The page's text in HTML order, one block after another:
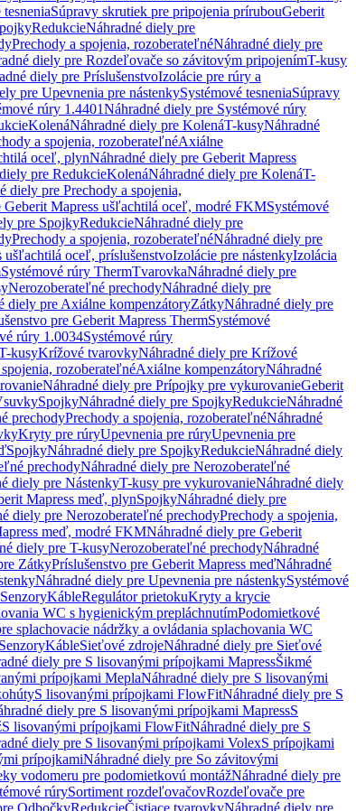
tesneniaSúpravy skrutiek pre pripojenia prírubouGeberit
RedukcieNáhradné diely pre
Prechody a spojenia, rozoberateľnéNáhradné diely pre
diely pre Rozdeľovače so závitovým pripojenímT-kusy
diely pre PríslušenstvoIzolácie pre rúry a
pre Upevnenia pre nástenkySystémové tesneniaSúpravy
rúry 1.4401Náhradné diely pre Systémové rúry
KolenáNáhradné diely pre KolenáT-kusyNáhradné
a spojenia, rozoberateľnéAxiálne
oceľ, plynNáhradné diely pre Geberit Mapress
pre RedukcieKolenáNáhradné diely pre KolenáT-
diely pre Prechody a spojenia,
Geberit Mapress ušľachtilá oceľ, modré FKMSystémové
pre SpojkyRedukcieNáhradné diely pre
Prechody a spojenia, rozoberateľnéNáhradné diely pre
ušľachtilá oceľ, príslušenstvoIzolácie pre nástenkyIzolácia
Systémové rúry ThermTvarovkaNáhradné diely pre
Nerozoberateľné prechodyNáhradné diely pre
diely pre Axiálne kompenzátoryZátkyNáhradné diely pre
pre Geberit Mapress ThermSystémové
rúry 1.0034Systémové rúry
kusyKrížové tvarovkyNáhradné diely pre Krížové
rozoberateľnéAxiálne kompenzátoryNáhradné
Náhradné diely pre Prípojky pre vykurovanieGeberit
SpojkyNáhradné diely pre SpojkyRedukcieNáhradné
prechodyPrechody a spojenia, rozoberateľnéNáhradné
Kryty pre rúryUpevnenia pre rúryUpevnenia pre
SpojkyNáhradné diely pre SpojkyRedukcieNáhradné diely
prechodyNáhradné diely pre Nerozoberateľné
diely pre NástenkyT-kusy pre vykurovanieNáhradné diely
Mapress meď, plynSpojkyNáhradné diely pre
diely pre Nerozoberateľné prechodyPrechody a spojenia,
meď, modré FKMNáhradné diely pre Geberit
diely pre T-kusyNerozoberateľné prechodyNáhradné
ZátkyPríslušenstvo pre Geberit Mapress meďNáhradné
Náhradné diely pre Upevnenia pre nástenkySystémové
SenzoryKábleRegulátor prietokuKryty a krycie
WC s hygienickým prepláchnutímPodomietkové
splachovacie nádržky a ovládania splachovania WC
SenzoryKábleSieťové zdrojeNáhradné diely pre Sieťové
diely pre S lisovanými prípojkami MapressŠikmé
prípojkami MeplaNáhradné diely pre S lisovanými
S lisovanými prípojkami FlowFitNáhradné diely pre S
diely pre S lisovanými prípojkami MapressS
S lisovanými prípojkami FlowFitNáhradné diely pre S
diely pre S lisovanými prípojkami VolexS prípojkami
prípojkamiNáhradné diely pre So závitovými
vodomeru pre podomietkovú montážNáhradné diely pre
rúrySortiment rozdeľovačovRozdeľovače pre
OdbočkyRedukcieČistiace tvarovkyNáhradné diely pre